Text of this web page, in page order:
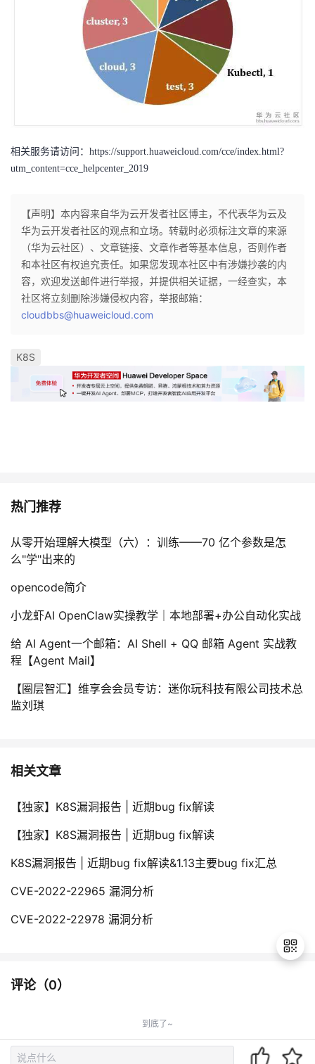
相关服务请访问：https://support.huaweicloud.com/cce/index.html?
utm_content=cce_helpcenter_2019
【声明】本内容来自华为云开发者社区博主，不代表华为云及
华为云开发者社区的观点和立场。转载时必须标注文章的来源
（华为云社区）、文章链接、文章作者等基本信息，否则作者
和本社区有权追究责任。如果您发现本社区中有涉嫌抄袭的内
容，欢迎发送邮件进行举报，并提供相关证据，一经查实，本
社区将立刻删除涉嫌侵权内容，举报邮箱：
cloudbbs@huaweicloud.com
K8S
热门推荐
从零开始理解大模型（六）：训练——70 亿个参数是怎
么"学"出来的
opencode简介
小龙虾AI OpenClaw实操教学｜本地部署+办公自动化实战
给 AI Agent一个邮箱：AI Shell + QQ 邮箱 Agent 实战教
程【Agent Mail】
【圈层智汇】维享会会员专访：迷你玩科技有限公司技术总
监刘琪
相关文章
【独家】K8S漏洞报告 | 近期bug fix解读
【独家】K8S漏洞报告 | 近期bug fix解读
K8S漏洞报告 | 近期bug fix解读&1.13主要bug fix汇总
CVE-2022-22965 漏洞分析
CVE-2022-22978 漏洞分析
评论（0）
到底了~